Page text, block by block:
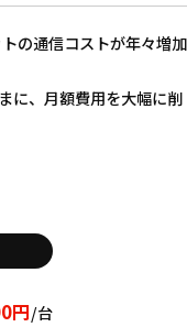
の通信コストが年々増加
に、月額費用を大幅に削
円/台